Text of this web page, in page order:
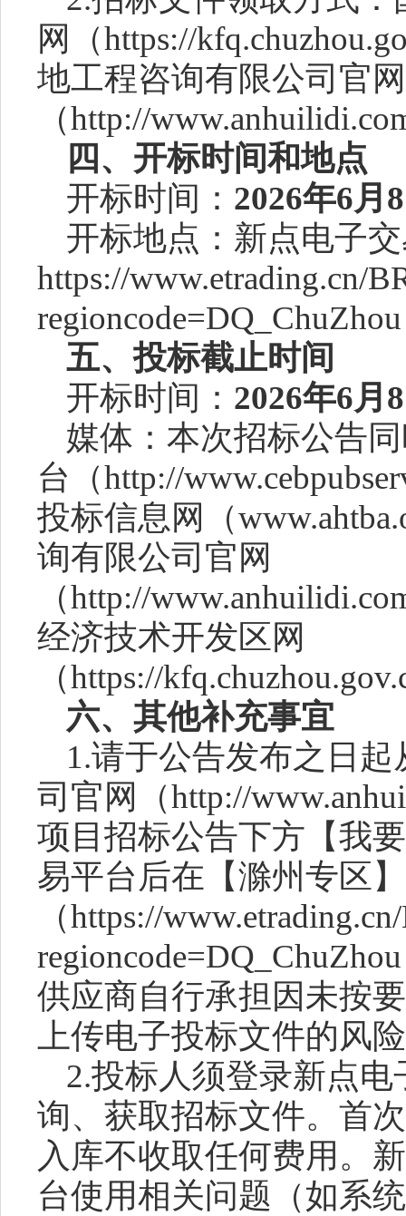
网（https://
地工程咨询有限公司官网
（http://
四 、开标时间和地点
开标时间 ： 2026年6月
开标地点：新点电子
https://www.etrading.cn/
regioncode=DQ_ChuZhou
五、投标截止时间
开标时间 ： 2026年6月
媒体：本次招标公告
台（http://
投标信息网（
询有限公司官网
（http://
经济技术开发区网
（https://
六、其他补充事宜
1.请于公告发布之日
司官网（http://
项目招标公告下方【我
易平台后在【滁州专区】
（https://
供应商自行承担因未按
上传电子投标文件的风
2.投标人须登录新点
询、获取招标文件。首
入库不收取任何费用。
台使用相关问题（如系